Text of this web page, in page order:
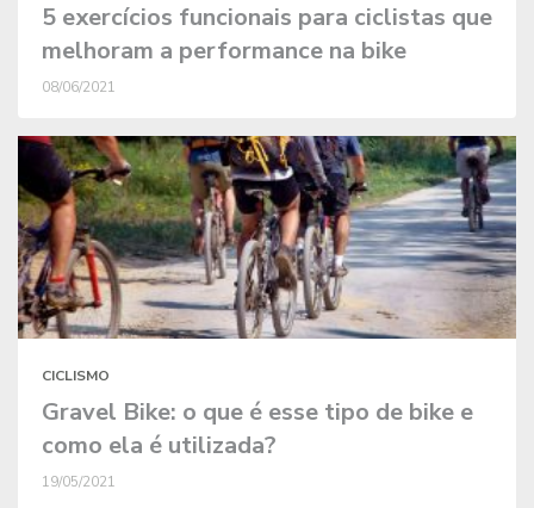
5 exercícios funcionais para ciclistas que
melhoram a performance na bike
08/06/2021
CICLISMO
Gravel Bike: o que é esse tipo de bike e
como ela é utilizada?
19/05/2021